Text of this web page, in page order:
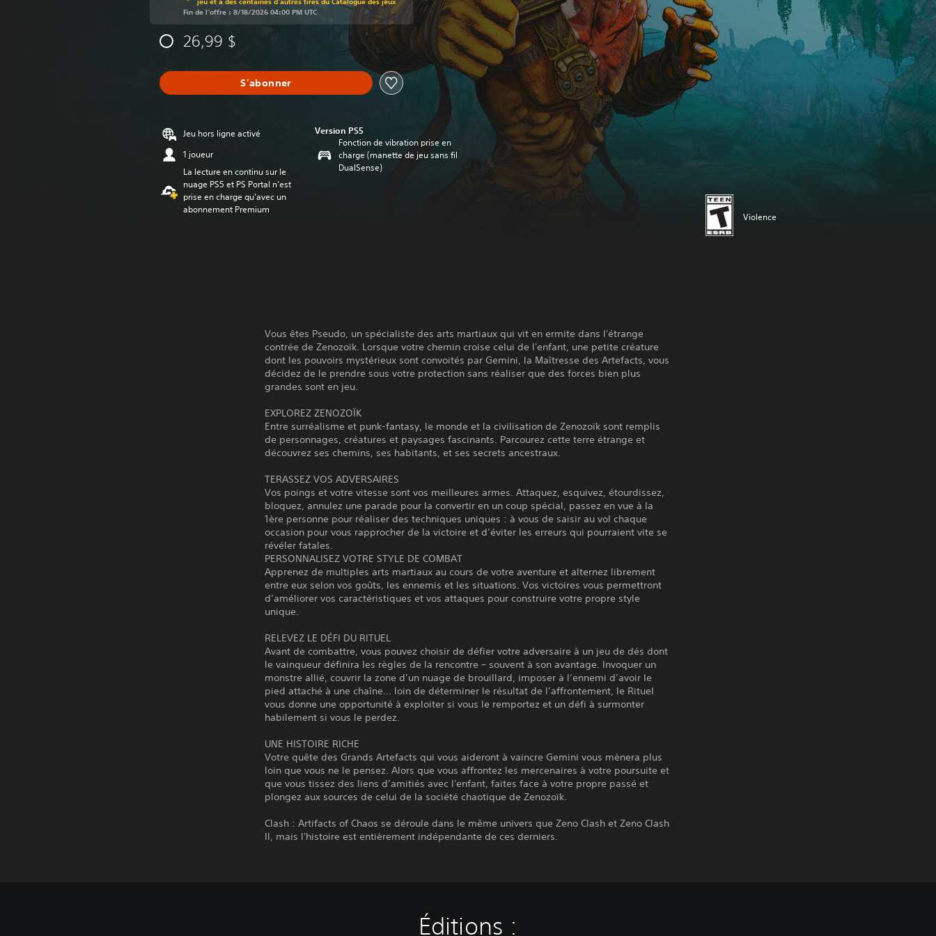
Fin de l’offre : 8/18/2026 04:00 PM UTC
26,99 $
S'abonner
Jeu hors ligne activé
1 joueur
La lecture en continu sur le
nuage PS5 et PS Portal n’est
prise en charge qu’avec un
abonnement Premium
Version PS5
Fonction de vibration prise en
charge (manette de jeu sans fil
DualSense)
Violence
Vous êtes Pseudo, un spécialiste des arts martiaux qui vit en ermite dans l'étrange
contrée de Zenozoïk. Lorsque votre chemin croise celui de l'enfant, une petite créature
dont les pouvoirs mystérieux sont convoités par Gemini, la Maîtresse des Artefacts, vous
décidez de le prendre sous votre protection sans réaliser que des forces bien plus
grandes sont en jeu.
EXPLOREZ ZENOZOÏK
Entre surréalisme et punk-fantasy, le monde et la civilisation de Zenozoïk sont remplis
de personnages, créatures et paysages fascinants. Parcourez cette terre étrange et
découvrez ses chemins, ses habitants, et ses secrets ancestraux.
TERASSEZ VOS ADVERSAIRES
Vos poings et votre vitesse sont vos meilleures armes. Attaquez, esquivez, étourdissez,
bloquez, annulez une parade pour la convertir en un coup spécial, passez en vue à la
1ère personne pour réaliser des techniques uniques : à vous de saisir au vol chaque
occasion pour vous rapprocher de la victoire et d’éviter les erreurs qui pourraient vite se
révéler fatales.
PERSONNALISEZ VOTRE STYLE DE COMBAT
Apprenez de multiples arts martiaux au cours de votre aventure et alternez librement
entre eux selon vos goûts, les ennemis et les situations. Vos victoires vous permettront
d’améliorer vos caractéristiques et vos attaques pour construire votre propre style
unique.
RELEVEZ LE DÉFI DU RITUEL
Avant de combattre, vous pouvez choisir de défier votre adversaire à un jeu de dés dont
le vainqueur définira les règles de la rencontre – souvent à son avantage. Invoquer un
monstre allié, couvrir la zone d’un nuage de brouillard, imposer à l’ennemi d’avoir le
pied attaché à une chaîne… loin de déterminer le résultat de l’affrontement, le Rituel
vous donne une opportunité à exploiter si vous le remportez et un défi à surmonter
habilement si vous le perdez.
UNE HISTOIRE RICHE
Votre quête des Grands Artefacts qui vous aideront à vaincre Gemini vous mènera plus
loin que vous ne le pensez. Alors que vous affrontez les mercenaires à votre poursuite et
que vous tissez des liens d’amitiés avec l'enfant, faites face à votre propre passé et
plongez aux sources de celui de la société chaotique de Zenozoïk.
Clash : Artifacts of Chaos se déroule dans le même univers que Zeno Clash et Zeno Clash
II, mais l'histoire est entièrement indépendante de ces derniers.
Éditions :